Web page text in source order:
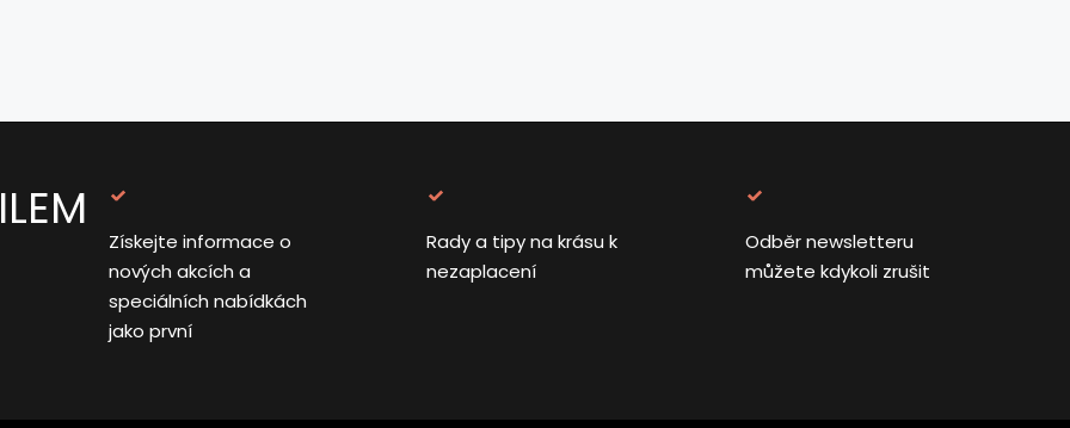
Získejte informace o
nových akcích a
speciálních nabídkách
jako první
Rady a tipy na krásu k
nezaplacení
Odběr newsletteru
můžete kdykoli zrušit